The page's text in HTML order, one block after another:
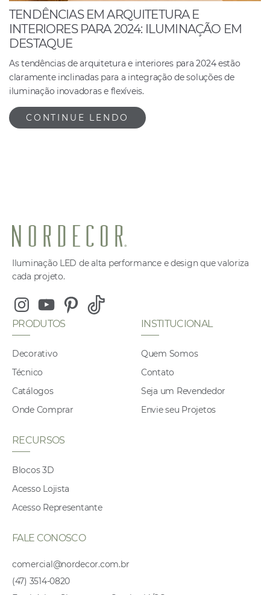
TENDÊNCIAS EM ARQUITETURA E
INTERIORES PARA 2024: ILUMINAÇÃO EM
DESTAQUE
As tendências de arquitetura e interiores para 2024 estão
claramente inclinadas para a integração de soluções de
iluminação inovadoras e flexíveis.
CONTINUE LENDO
Iluminação LED de alta performance e design que valoriza
cada projeto.
InstagramYoutubePinterest
Tiktok
PRODUTOS
Decorativo
Técnico
Catálogos
Onde Comprar
INSTITUCIONAL
Quem Somos
Contato
Seja um Revendedor
Envie seu Projetos
RECURSOS
Blocos 3D
Acesso Lojista
Acesso Representante
FALE CONOSCO
comercial@nordecor.com.br
(47) 3514-0820